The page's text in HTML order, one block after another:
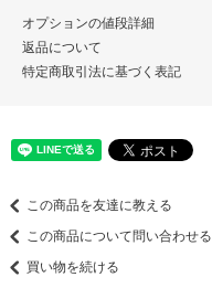
オプションの値段詳細
返品について
特定商取引法に基づく表記
この商品を友達に教える
この商品について問い合わせる
買い物を続ける